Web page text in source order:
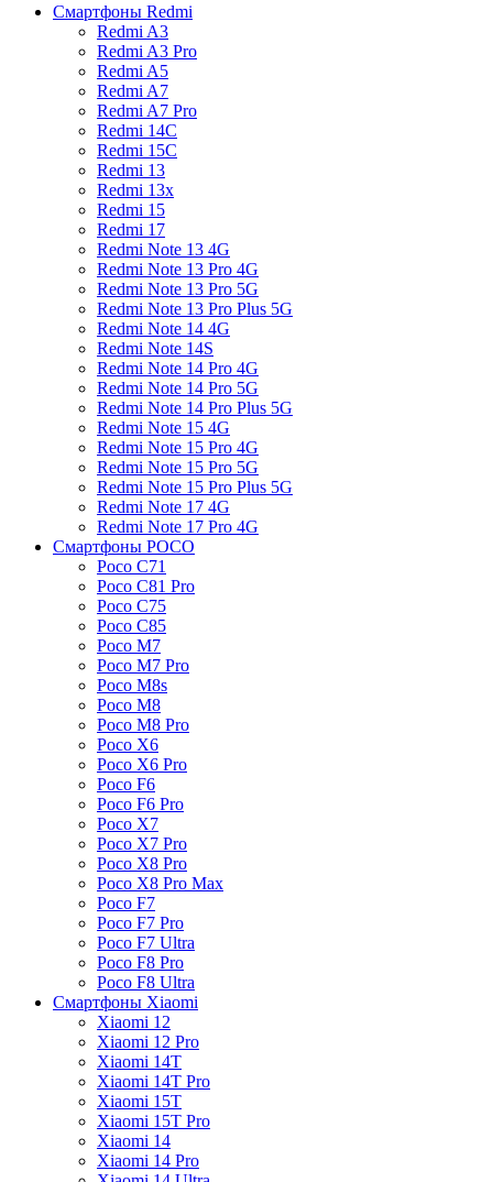
Смартфоны Redmi
Redmi A3
Redmi A3 Pro
Redmi A5
Redmi A7
Redmi A7 Pro
Redmi 14C
Redmi 15C
Redmi 13
Redmi 13x
Redmi 15
Redmi 17
Redmi Note 13 4G
Redmi Note 13 Pro 4G
Redmi Note 13 Pro 5G
Redmi Note 13 Pro Plus 5G
Redmi Note 14 4G
Redmi Note 14S
Redmi Note 14 Pro 4G
Redmi Note 14 Pro 5G
Redmi Note 14 Pro Plus 5G
Redmi Note 15 4G
Redmi Note 15 Pro 4G
Redmi Note 15 Pro 5G
Redmi Note 15 Pro Plus 5G
Redmi Note 17 4G
Redmi Note 17 Pro 4G
Смартфоны POCO
Poco C71
Poco C81 Pro
Poco C75
Poco C85
Poco M7
Poco M7 Pro
Poco M8s
Poco M8
Poco M8 Pro
Poco X6
Poco X6 Pro
Poco F6
Poco F6 Pro
Poco X7
Poco X7 Pro
Poco X8 Pro
Poco X8 Pro Max
Poco F7
Poco F7 Pro
Poco F7 Ultra
Poco F8 Pro
Poco F8 Ultra
Смартфоны Xiaomi
Xiaomi 12
Xiaomi 12 Pro
Xiaomi 14T
Xiaomi 14T Pro
Xiaomi 15T
Xiaomi 15T Pro
Xiaomi 14
Xiaomi 14 Pro